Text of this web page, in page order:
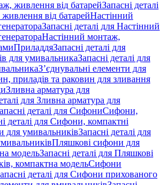
живлення від батарейЗапасні деталі
від батарейНастінний
Запасні деталі для Настінний
Настінний монтаж,
ПриладдяЗапасні деталі для
для умивальникаЗапасні деталі для
З’єднувальні елементи для
приладів та раковин для зливання
Зливна арматура для
для Зливна арматура для
деталі для СифониСифони,
деталі для Сифони, компактні
для умивальниківЗапасні деталі для
Пляшкові сифони для
модельЗапасні деталі для Пляшкові
компактна модельСифони
деталі для Сифони прихованого